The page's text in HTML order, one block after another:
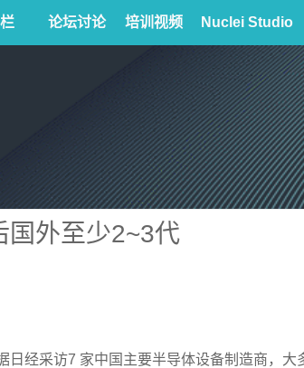
论坛讨论 培训视频 Nuclei Studio
国外至少2~3代
经采访7 家中国主要半导体设备制造商，大